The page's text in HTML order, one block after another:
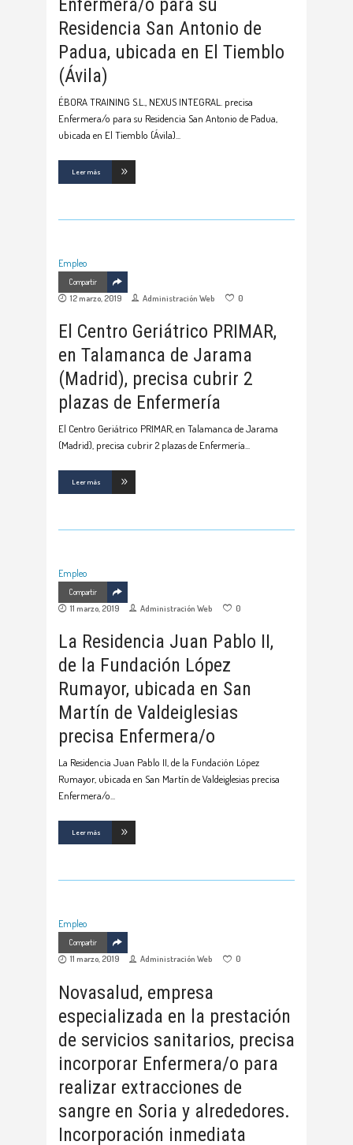
Enfermera/o para su
Residencia San Antonio de
Padua, ubicada en El Tiemblo
(Ávila)
ÉBORA TRAINING S.L., NEXUS INTEGRAL. precisa
Enfermera/o para su Residencia San Antonio de Padua,
ubicada en El Tiemblo (Ávila)
Leer más
Empleo
Compartir
12 marzo, 2019 Administración Web 0
El Centro Geriátrico PRIMAR,
en Talamanca de Jarama
(Madrid), precisa cubrir 2
plazas de Enfermería
El Centro Geriátrico PRIMAR, en Talamanca de Jarama
(Madrid), precisa cubrir 2 plazas de Enfermería
Leer más
Empleo
Compartir
11 marzo, 2019 Administración Web 0
La Residencia Juan Pablo II,
de la Fundación López
Rumayor, ubicada en San
Martín de Valdeiglesias
precisa Enfermera/o
La Residencia Juan Pablo II, de la Fundación López
Rumayor, ubicada en San Martín de Valdeiglesias precisa
Enfermera/o
Leer más
Empleo
Compartir
11 marzo, 2019 Administración Web 0
Novasalud, empresa
especializada en la prestación
de servicios sanitarios, precisa
incorporar Enfermera/o para
realizar extracciones de
sangre en Soria y alrededores.
Incorporación inmediata